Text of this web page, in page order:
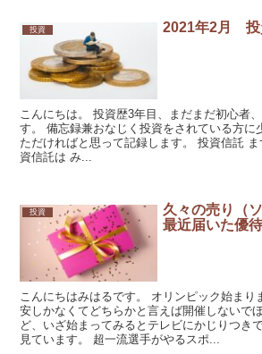
投資 2021年2月 投
こんにちは。 投資歴3年目、まだまだ初心者
す。 備忘録兼おなじく投資をされている方に
ただければと思って記録します。 投資信託
資信託は み...
投資
久々の売り（
最近届いた優
こんにちはみはるです。 オリンピック始まり
安しかなくてどちらかと言えば開催しないで
ど、いざ始まってみるとテレビにかじりつき
見ています。 超一流選手がやるスポ...